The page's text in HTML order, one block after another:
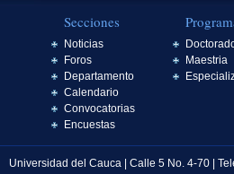
Secciones
Noticias
Foros
Departamento
Calendario
Convocatorias
Encuestas
Maestria
Universidad del Cauca | Calle 5 No. 4-70 |